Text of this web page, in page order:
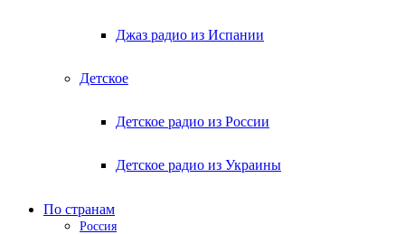
Джаз радио из Испании
Детское
Детское радио из России
Детское радио из Украины
По странам
Россия